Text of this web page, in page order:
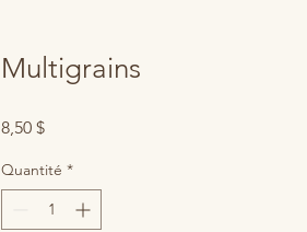
Multigrains
8,50 $Prix
Quantité *